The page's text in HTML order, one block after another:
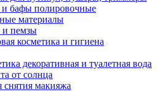
бафы полировочные
материалы
пемзы
косметика и гигиена
декоративная и туалетная вода
от солнца
снятия макияжа